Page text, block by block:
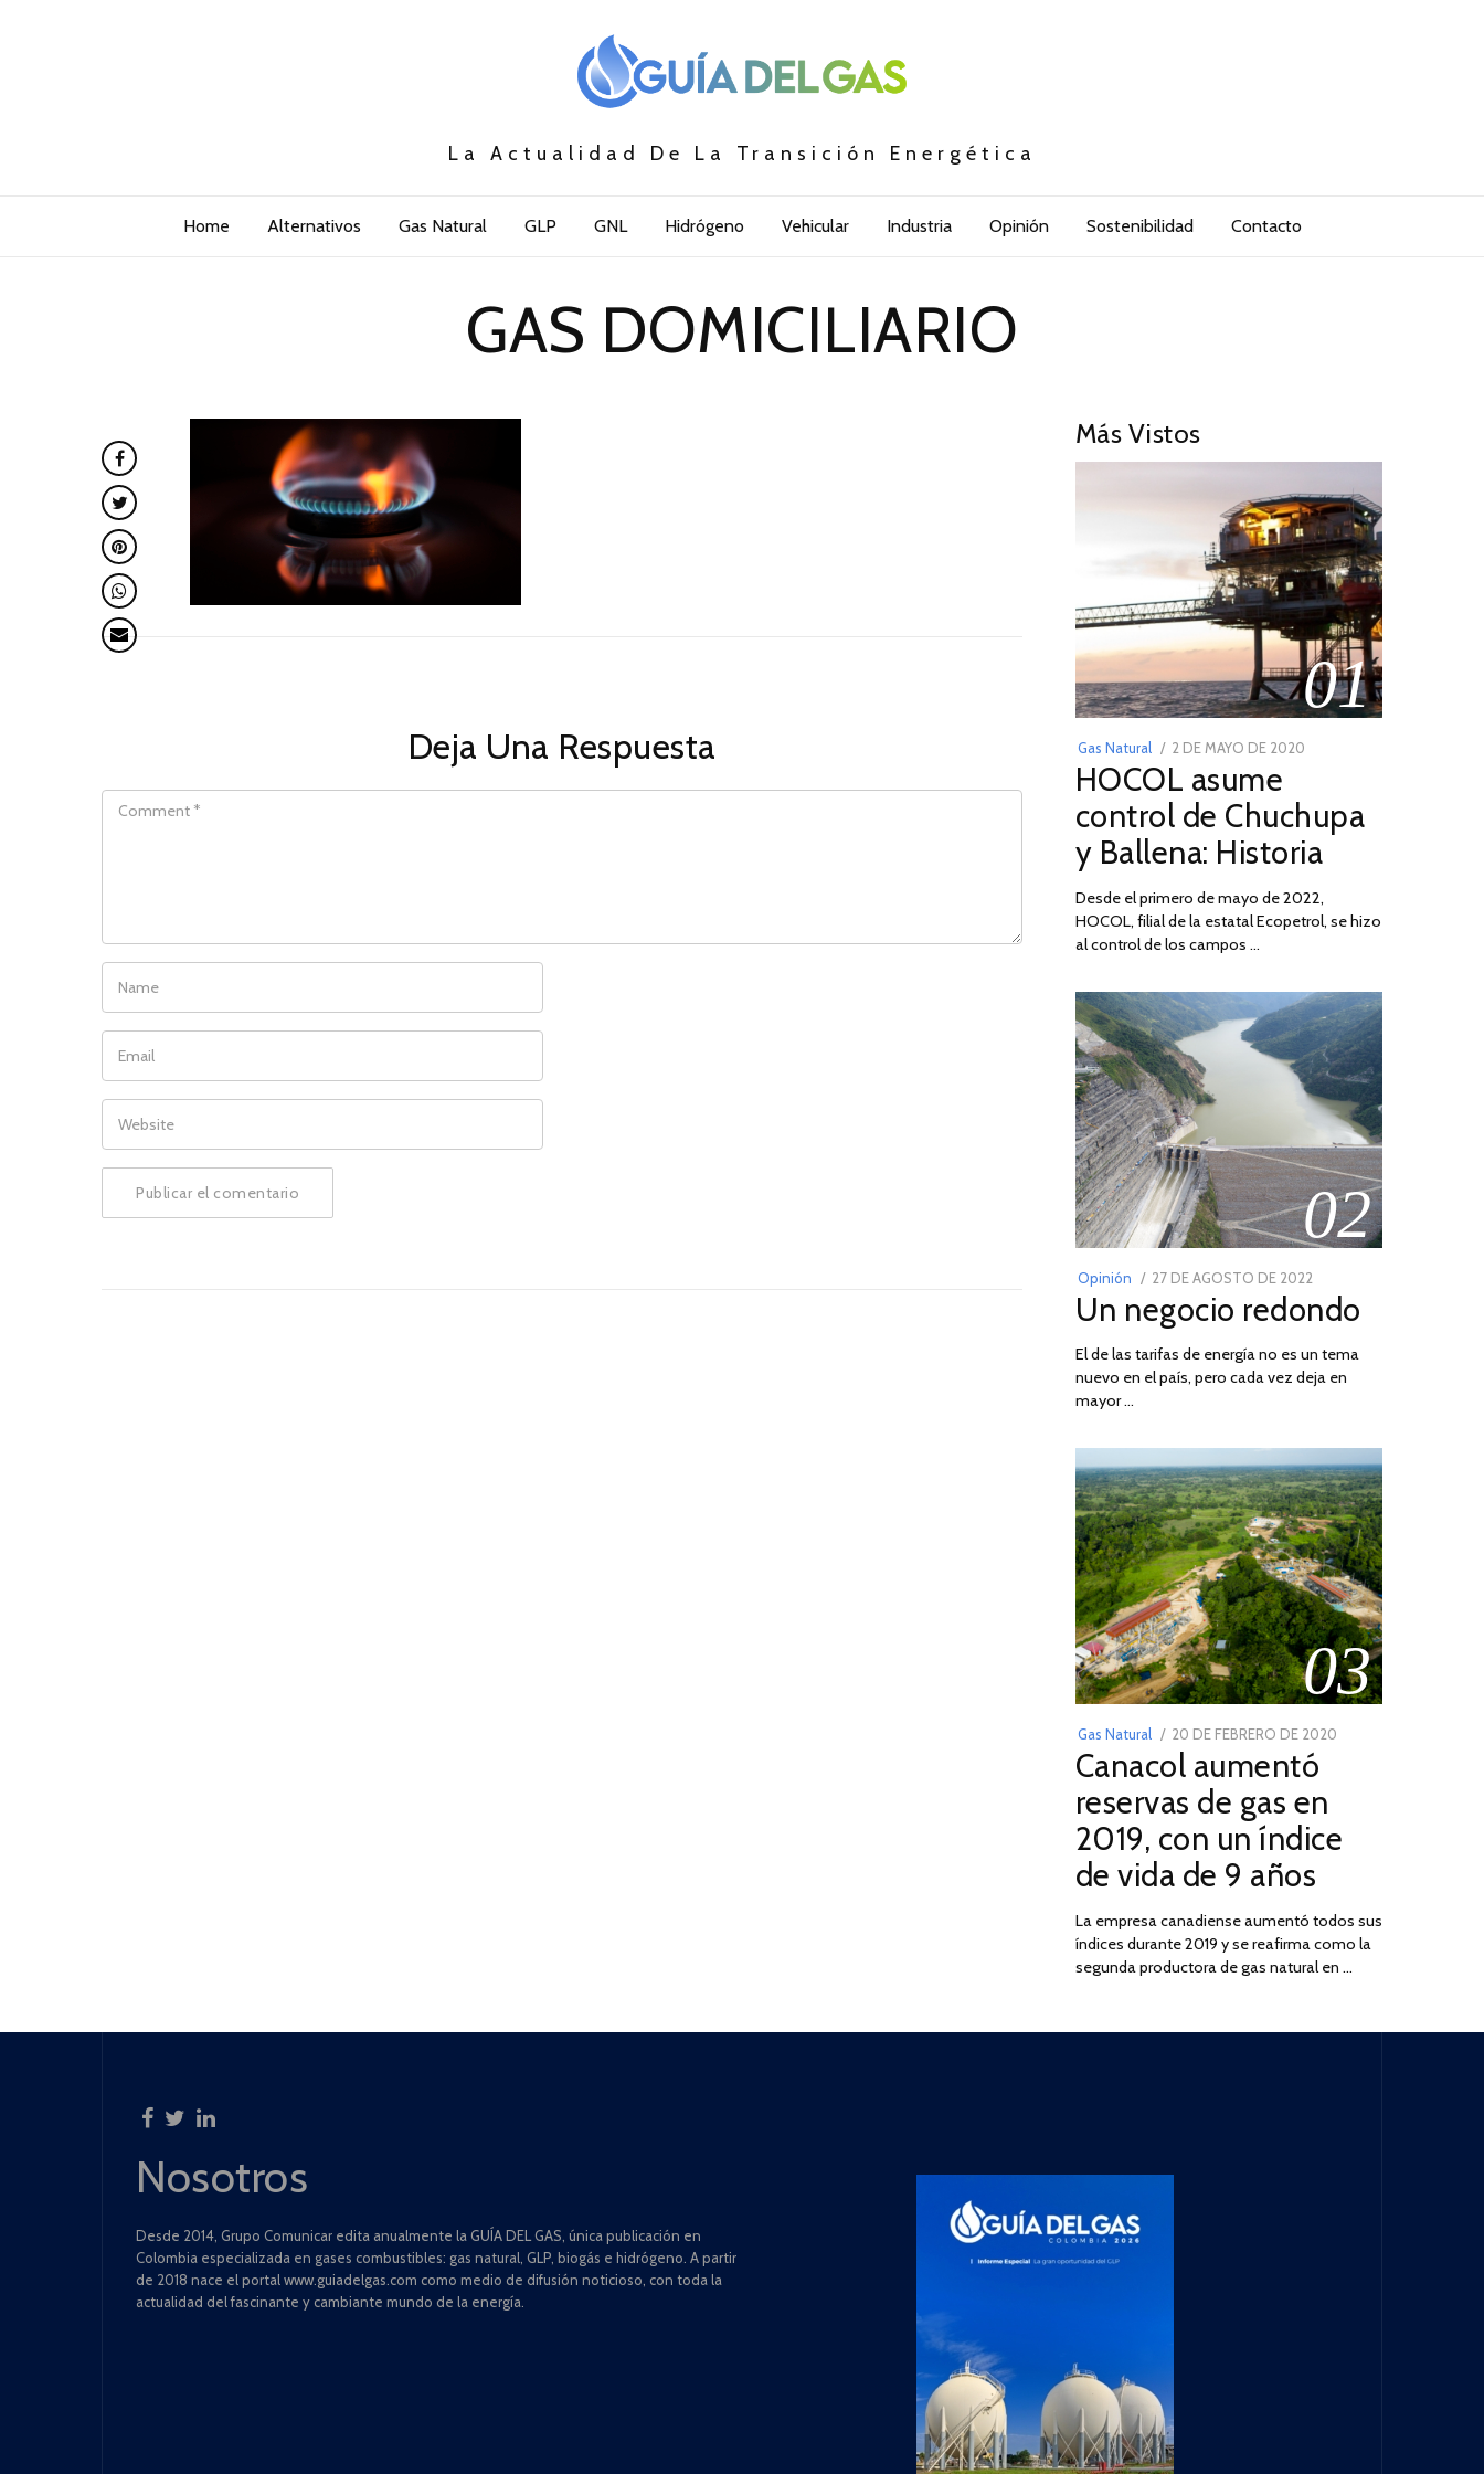
La Actualidad De La Transición Energética
Home Alternativos Gas Natural GLP GNL Hidrógeno Vehicular Industria Opinión Sostenibilidad Contacto
GAS DOMICILIARIO
Deja Una Respuesta
Más Vistos
01
Gas Natural
POSTED
ON
2 DE MAYO DE 2020
DE
2026
HOCOL asume
control de Chuchupa
y Ballena: Historia
Desde el primero de mayo de 2022,
HOCOL, filial de la estatal Ecopetrol, se hizo
al control de los campos …
02
Opinión
POSTED
ON
27 DE AGOSTO DE 2022
DE
DE
2022
Un negocio redondo
El de las tarifas de energía no es un tema
nuevo en el país, pero cada vez deja en
mayor …
03
Gas Natural
POSTED
ON
20 DE FEBRERO DE 2020
2025
Canacol aumentó
reservas de gas en
2019, con un índice
de vida de 9 años
La empresa canadiense aumentó todos sus
índices durante 2019 y se reafirma como la
segunda productora de gas natural en …
Nosotros
Desde 2014, Grupo Comunicar edita anualmente la GUÍA DEL GAS, única publicación en
Colombia especializada en gases combustibles: gas natural, GLP, biogás e hidrógeno. A partir
de 2018 nace el portal www.guiadelgas.com como medio de difusión noticioso, con toda la
actualidad del fascinante y cambiante mundo de la energía.